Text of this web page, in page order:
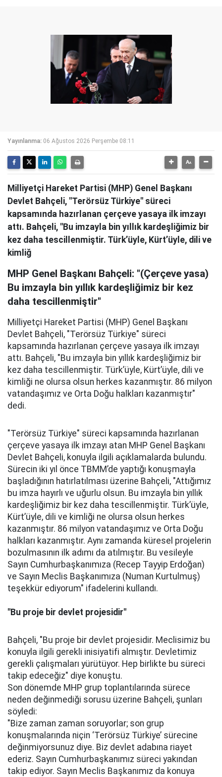
Yayınlanma: 06 Ağustos 2026 Perşembe 08:11
Milliyetçi Hareket Partisi (MHP) Genel Başkanı
Devlet Bahçeli, "Terörsüz Türkiye" süreci
kapsamında hazırlanan çerçeve yasaya ilk imzayı
attı. Bahçeli, "Bu imzayla bin yıllık kardeşliğimiz bir
kez daha tescillenmiştir. Türk’üyle, Kürt’üyle, dili ve
kimliğ
MHP Genel Başkanı Bahçeli: "(Çerçeve yasa)
Bu imzayla bin yıllık kardeşliğimiz bir kez
daha tescillenmiştir"
Milliyetçi Hareket Partisi (MHP) Genel Başkanı
Devlet Bahçeli, "Terörsüz Türkiye" süreci
kapsamında hazırlanan çerçeve yasaya ilk imzayı
attı. Bahçeli, "Bu imzayla bin yıllık kardeşliğimiz bir
kez daha tescillenmiştir. Türk’üyle, Kürt’üyle, dili ve
kimliği ne olursa olsun herkes kazanmıştır. 86 milyon
vatandaşımız ve Orta Doğu halkları kazanmıştır"
dedi.
"Terörsüz Türkiye" süreci kapsamında hazırlanan
çerçeve yasaya ilk imzayı atan MHP Genel Başkanı
Devlet Bahçeli, konuyla ilgili açıklamalarda bulundu.
Sürecin iki yıl önce TBMM’de yaptığı konuşmayla
başladığının hatırlatılması üzerine Bahçeli, "Attığımız
bu imza hayırlı ve uğurlu olsun. Bu imzayla bin yıllık
kardeşliğimiz bir kez daha tescillenmiştir. Türk’üyle,
Kürt’üyle, dili ve kimliği ne olursa olsun herkes
kazanmıştır. 86 milyon vatandaşımız ve Orta Doğu
halkları kazanmıştır. Aynı zamanda küresel projelerin
bozulmasının ilk adımı da atılmıştır. Bu vesileyle
Sayın Cumhurbaşkanımıza (Recep Tayyip Erdoğan)
ve Sayın Meclis Başkanımıza (Numan Kurtulmuş)
teşekkür ediyorum" ifadelerini kullandı.
"Bu proje bir devlet projesidir"
Bahçeli, "Bu proje bir devlet projesidir. Meclisimiz bu
konuyla ilgili gerekli inisiyatifi almıştır. Devletimiz
gerekli çalışmaları yürütüyor. Hep birlikte bu süreci
takip edeceğiz" diye konuştu.
Son dönemde MHP grup toplantılarında sürece
neden değinmediği sorusu üzerine Bahçeli, şunları
söyledi:
"Bize zaman zaman soruyorlar; son grup
konuşmalarında niçin ‘Terörsüz Türkiye’ sürecine
değinmiyorsunuz diye. Biz devlet adabına riayet
ederiz. Sayın Cumhurbaşkanımız süreci yakından
takip ediyor. Sayın Meclis Başkanımız da konuya